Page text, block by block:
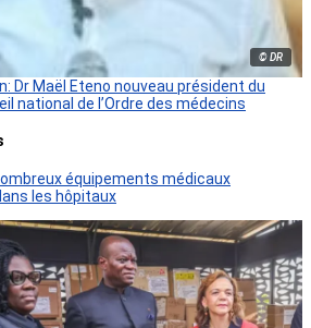
© DR
Dr Maël Eteno nouveau président du
national de l’Ordre des médecins
équipements médicaux
les hôpitaux